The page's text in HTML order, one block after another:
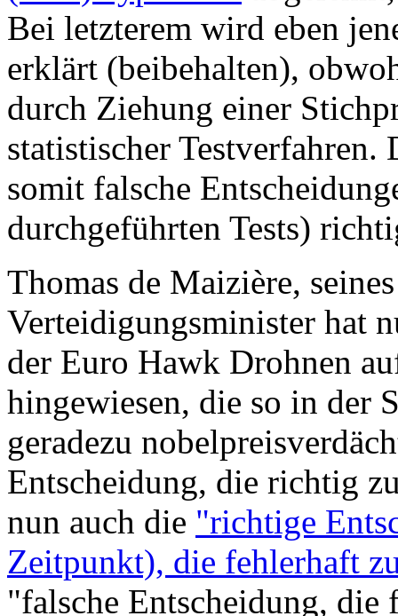
Bei letzterem wird eben
erklärt (beibehalten),
durch Ziehung einer
statistischer
somit falsche
durchgeführten Tests)
Thomas de Maizière,
Verteidigungsminister hat
der Euro Hawk Drohnen
hingewiesen, die so in der
geradezu
Entscheidung, die richtig
nun auch die "richtige
Zeitpunkt), die fehlerhaft
"falsche Entscheidung, die